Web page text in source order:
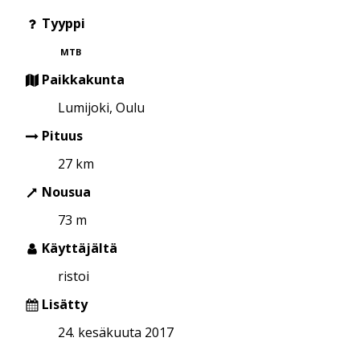
Tyyppi
MTB
Paikkakunta
Lumijoki, Oulu
Pituus
27 km
Nousua
73 m
Käyttäjältä
ristoi
Lisätty
24. kesäkuuta 2017